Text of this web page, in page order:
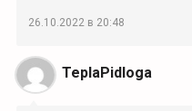
26.10.2022 в 20:48
TeplaPidloga